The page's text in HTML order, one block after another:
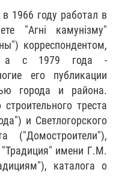
1966 году работал в
"Aгні камунізму"
корреспондентом,
а с 1979 года -
его публикации
города и района.
треста
и Светлогорского
("Домостроители"),
имени Г.М.
каталога о